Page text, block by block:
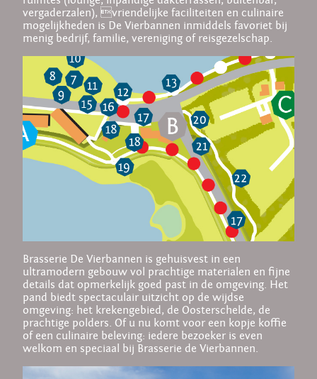
vergaderzalen), vriendelijke faciliteiten en culinaire
mogelijkheden is De Vierbannen inmiddels favoriet bij
menig bedrijf, familie, vereniging of reisgezelschap.
Brasserie De Vierbannen is gehuisvest in een
ultramodern gebouw vol prachtige materialen en fijne
details dat opmerkelijk goed past in de omgeving. Het
pand biedt spectaculair uitzicht op de wijdse
omgeving: het krekengebied, de Oosterschelde, de
prachtige polders. Of u nu komt voor een kopje koffie
of een culinaire beleving: iedere bezoeker is even
welkom en speciaal bij Brasserie de Vierbannen.